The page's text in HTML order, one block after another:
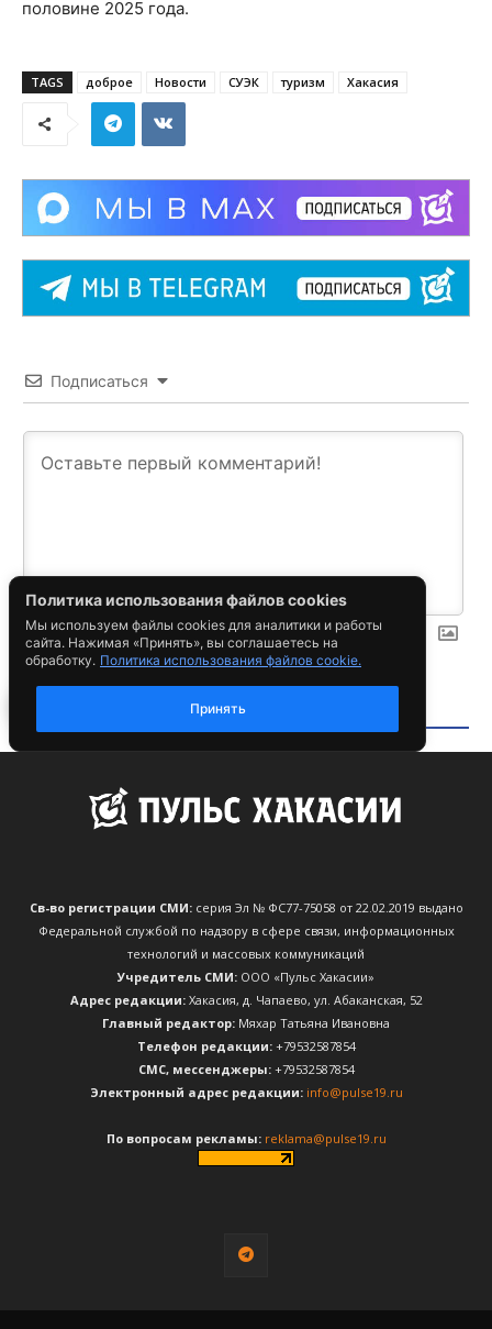
Св-во регистрации СМИ:серия Эл № ФС77-75058 от 22.02.2019 выдано
Федеральной службой по надзору в сфере связи, информационных
технологий и массовых коммуникаций
Учредитель СМИ: ООО «Пульс Хакасии»
Адрес редакции:Хакасия, д. Чапаево, ул. Абаканская, 52
Главный редактор: Мяхар Татьяна Ивановна
Телефон редакции:+79532587854
CМС, мессенджеры:+79532587854
Электронный адрес редакции: info@pulse19.ru
По вопросам рекламы: reklama@pulse19.ru